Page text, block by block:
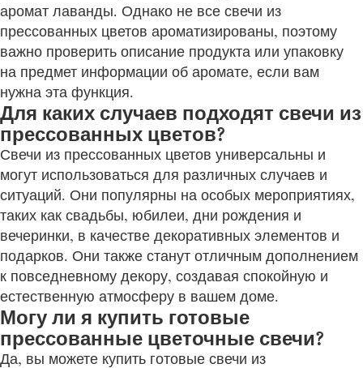
аромат лаванды. Однако не все свечи из
прессованных цветов ароматизированы, поэтому
важно проверить описание продукта или упаковку
на предмет информации об аромате, если вам
нужна эта функция.
Для каких случаев подходят свечи из
прессованных цветов?
Свечи из прессованных цветов универсальны и
могут использоваться для различных случаев и
ситуаций. Они популярны на особых мероприятиях,
таких как свадьбы, юбилеи, дни рождения и
вечеринки, в качестве декоративных элементов и
подарков. Они также станут отличным дополнением
к повседневному декору, создавая спокойную и
естественную атмосферу в вашем доме.
Могу ли я купить готовые
прессованные цветочные свечи?
Да, вы можете купить готовые свечи из